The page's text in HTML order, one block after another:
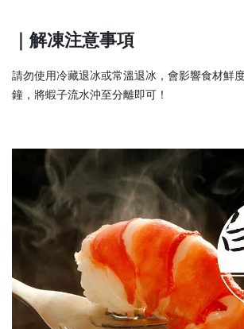
｜解凍注意事項
請勿使用冷藏退冰或常溫退冰，會影響食材鮮
鐘，將蝦子流水沖至分離即可！